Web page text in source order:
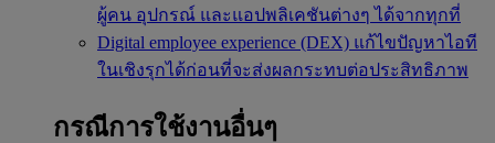
ผู้คน อุปกรณ์ และแอปพลิเคชันต่างๆ ได้จากทุกที่
Digital employee experience (DEX) แก้ไขปัญหาไอที
ในเชิงรุกได้ก่อนที่จะส่งผลกระทบต่อประสิทธิภาพ
กรณีการใช้งานอื่นๆ